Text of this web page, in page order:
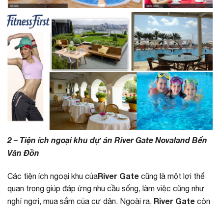
2 – Tiện ích ngoại khu dự án River Gate Novaland Bến
Vân Đồn
Các tiện ích ngoại khu củaRiver Gate cũng là một lợi thế
quan trọng giúp đáp ứng nhu cầu sống, làm việc cũng như
nghỉ ngơi, mua sắm của cư dân. Ngoài ra, River Gate còn